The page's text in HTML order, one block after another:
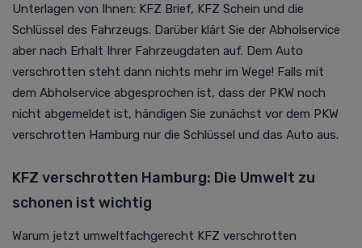
Unterlagen von Ihnen: KFZ Brief, KFZ Schein und die
Schlüssel des Fahrzeugs. Darüber klärt Sie der Abholservice
aber nach Erhalt Ihrer Fahrzeugdaten auf. Dem Auto
verschrotten steht dann nichts mehr im Wege! Falls mit
dem Abholservice abgesprochen ist, dass der PKW noch
nicht abgemeldet ist, händigen Sie zunächst vor dem PKW
verschrotten Hamburg nur die Schlüssel und das Auto aus.
KFZ verschrotten Hamburg: Die Umwelt zu
schonen ist wichtig
Warum jetzt umweltfachgerecht KFZ verschrotten